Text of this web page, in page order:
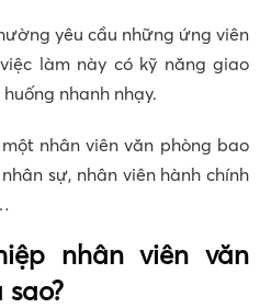
yêu cầu những ứng viên
làm này có kỹ năng giao
nhanh nhạy.
nhân viên văn phòng bao
sự, nhân viên hành chính
nhân viên văn